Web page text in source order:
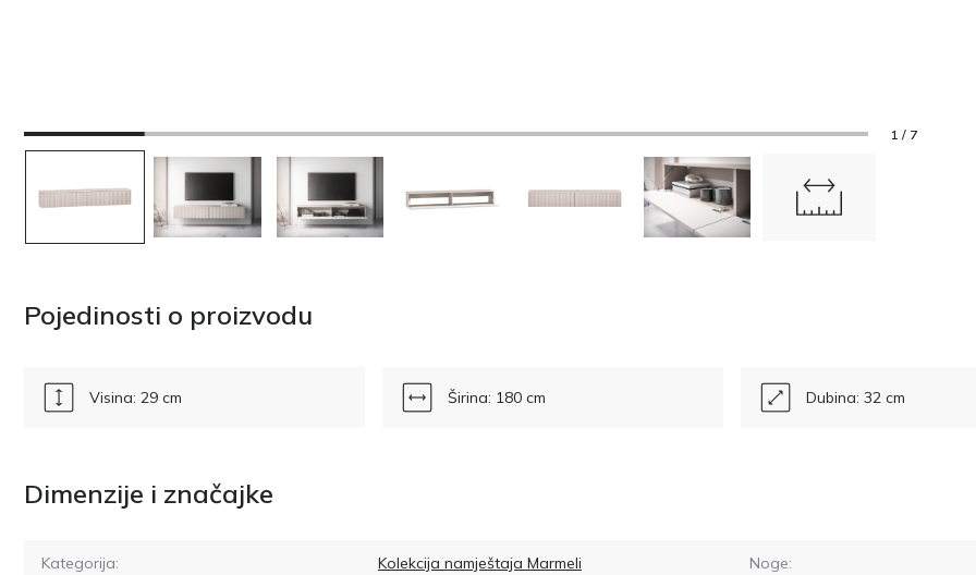
1 / 7
Pojedinosti o proizvodu
Visina: 29 cm Širina: 180 cm Dubina: 32 cm
Dimenzije i značajke
Kategorija: Kolekcija namještaja Marmeli Noge: